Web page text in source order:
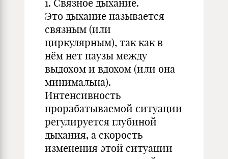
1. Связное дыхание.
Это дыхание называется
связным (или
циркулярным), так как в
нём нет паузы между
выдохом и вдохом (или она
минимальна).
Интенсивность
прорабатываемой ситуации
регулируется глубиной
дыхания, а скорость
изменения этой ситуации